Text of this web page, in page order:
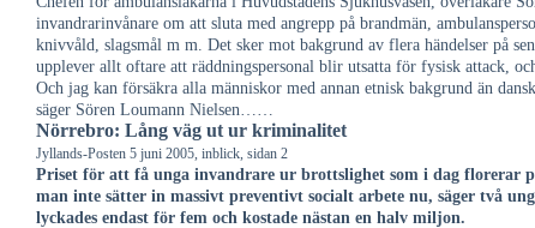
invandrarinvånare om att sluta med angrepp på brandmän,
knivvåld, slagsmål m m. Det sker mot bakgrund av flera händelser på
upplever allt oftare att räddningspersonal blir utsatta för fysisk attack,
Och jag kan försäkra alla människor med annan etnisk bakgrund än
säger Sören Loumann Nielsen……
Nörrebro: Lång väg ut ur kriminalitet
Jyllands-Posten 5 juni 2005, inblick, sidan 2
Priset för att få unga invandrare ur brottslighet som i dag
man inte sätter in massivt preventivt socialt arbete nu, säger två
lyckades endast för fem och kostade nästan en halv miljon.